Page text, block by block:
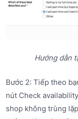
Hướng dẫn
Bước 2: Tiếp theo
nút Check
shop không trùng